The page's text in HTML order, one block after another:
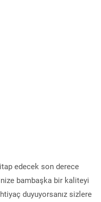
edecek son derece
bambaşka bir kaliteyi
duyuyorsanız sizlere